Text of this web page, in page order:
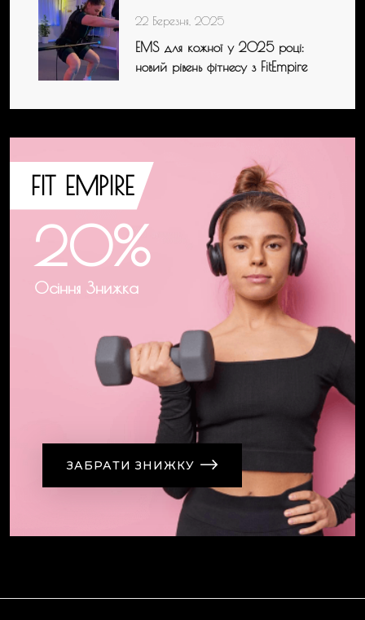
22 Березня, 2025
EMS для кожної у 2025 році:
новий рівень фітнесу з FitEmpire
FIT EMPIRE
20%
Осіння Знижка
ЗАБРАТИ ЗНИЖКУ